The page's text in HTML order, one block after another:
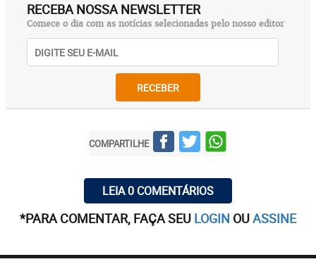
RECEBA NOSSA NEWSLETTER
Comece o dia com as notícias selecionadas pelo nosso editor
RECEBER
COMPARTILHE
LEIA 0 COMENTÁRIOS
*PARA COMENTAR, FAÇA SEU LOGIN OUASSINE